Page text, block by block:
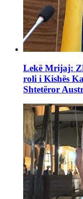
Lekë Mrijaj:
roli i Kishës
Shtetëror